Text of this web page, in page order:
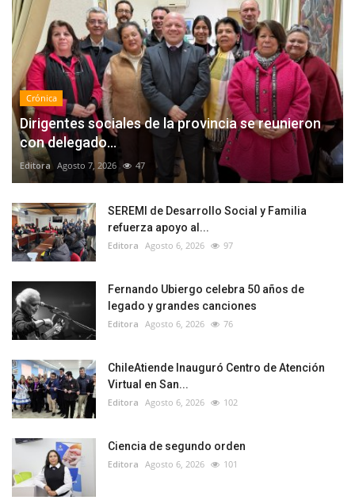
Crónica
Dirigentes sociales de la provincia se reunieron
con delegado...
Editora Agosto 7, 2026 47
SEREMI de Desarrollo Social y Familia
refuerza apoyo al...
Editora Agosto 6, 2026 97
Fernando Ubiergo celebra 50 años de
legado y grandes canciones
Editora Agosto 6, 2026 76
ChileAtiende Inauguró Centro de Atención
Virtual en San...
Editora Agosto 6, 2026 102
Ciencia de segundo orden
Editora Agosto 6, 2026 101